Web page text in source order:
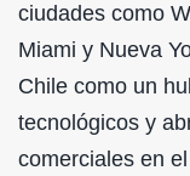
ciudades como
Miami y Nueva
Chile como un
tecnológicos y
comerciales en